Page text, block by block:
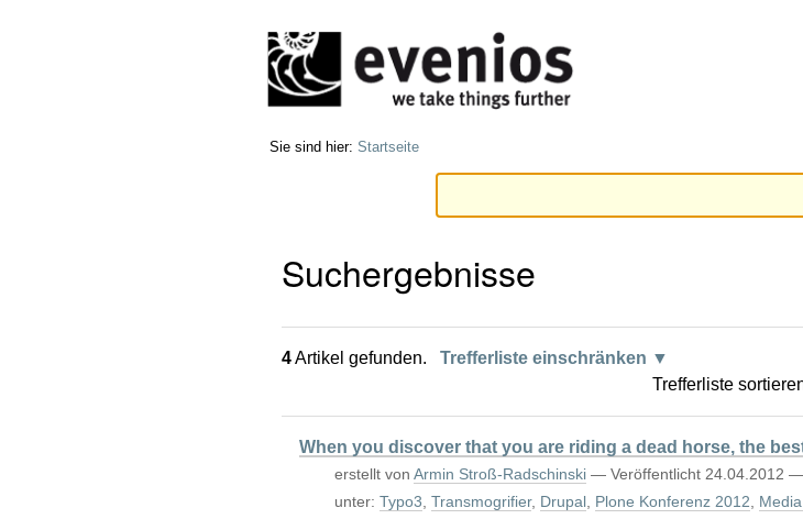
zum
Inhalt
Direkt
zur
Werkzeuge
Sie sind hier: Startseite
Suchergebnisse
4Artikel gefunden.
Trefferliste einschränken
Trefferliste
When you discover that you are riding a dead horse, the
erstellt von Armin Stroß-Radschinski — Veröffentlicht24.04.2012 —
unter: Typo3 Transmogrifier, Drupal, Plone Konferenz 2012